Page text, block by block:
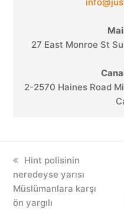
27 East Monroe St
2-2570 Haines Road
previous
post:
Hint polisinin
neredeyse yarısı
Müslümanlara karşı
ön yargılı